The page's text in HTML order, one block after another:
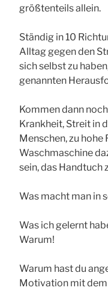
größtenteils allein.
Ständig in 10
Alltag gegen den
sich selbst zu
genannten
Kommen dann
Krankheit, Streit in
Menschen, zu
Waschmaschine
sein, das Handtuch
Was macht man in
Was ich gelernt
Warum!
Warum hast du
Motivation mit